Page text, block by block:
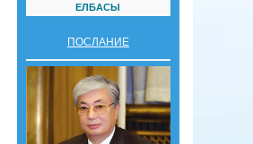
ЕЛБАСЫ
ПОСЛАНИЕ